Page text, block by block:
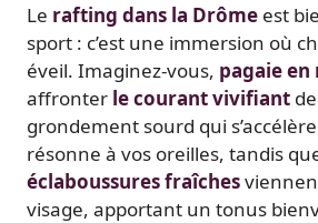
Le rafting dans la Drôme est
sport : c’est une immersion où
éveil. Imaginez-vous, pagaie en
affronter le courant vivifiant
grondement sourd qui
résonne à vos oreilles, tandis
éclaboussures fraîches
visage, apportant un tonus